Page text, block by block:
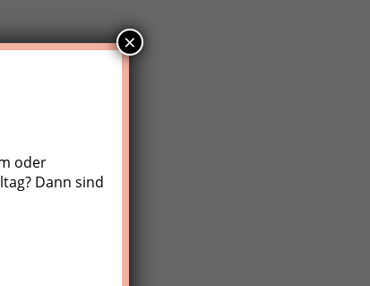
oder
Dann sind
×